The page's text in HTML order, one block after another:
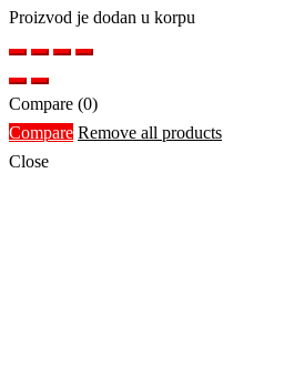
Proizvod je dodan u korpu
Compare (0)
Compare Remove all products
Close